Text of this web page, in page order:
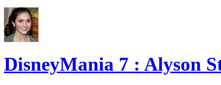
DisneyMania 7 : Alyson